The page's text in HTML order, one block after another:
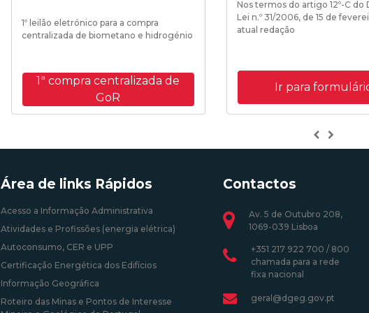
1º leilão eletrónico para a compra
centralizada de biometano e hidrogénio
1ª compra centralizada de
GoR
Nos termos do artigo 12º-C do
Lei n.º 31/2006, de 15 de
atual redação
Ir para
Previous
Área de links Rápidos
Acesso a Informação Administrativa
Atividades e Profissões (energia elétrica)
Autoconsumo, CER e UPP
Certificação Energética dos Edifícios
Informação Geográfica
Roteiro das Minas e Pontos de Interesse
Contactos
Av. 5 de Outubro 208,
1069-039 Lisboa
+351 217 922 700 / 800
chamada para a rede
fixa nacional
geral@dgeg.gov.pt